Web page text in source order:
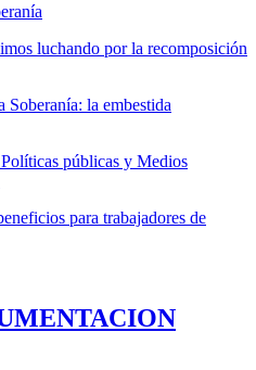
luchando por la recomposición
la embestida
públicas y Medios
para trabajadores de